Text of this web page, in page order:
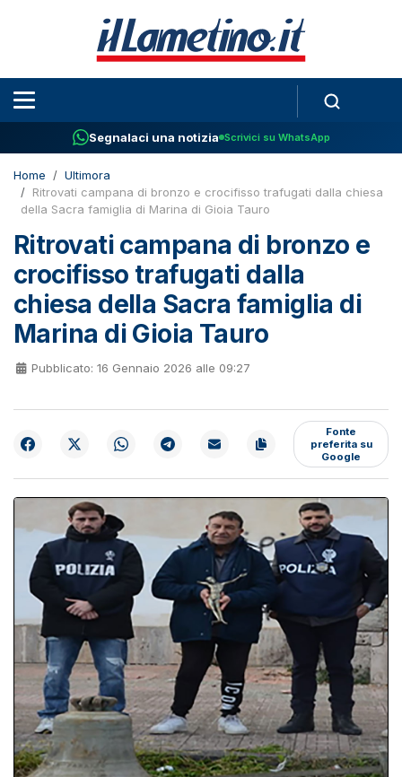
Segnalaci una notizia Scrivici su WhatsApp
Home
Ultimora
Ritrovati campana di bronzo e crocifisso trafugati dalla chiesa
della Sacra famiglia di Marina di Gioia Tauro
Ritrovati campana di bronzo e
crocifisso trafugati dalla
chiesa della Sacra famiglia di
Marina di Gioia Tauro
Pubblicato: 16 Gennaio 2026 alle 09:27
Fonte
preferita su
Google